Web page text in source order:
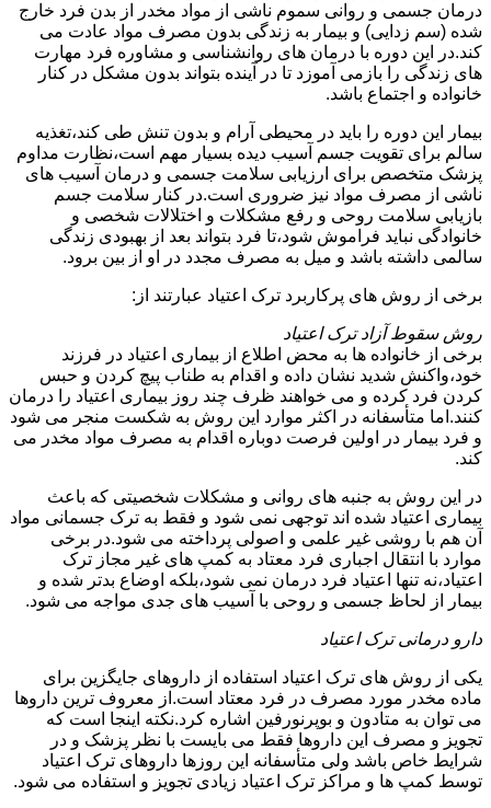
درمان جسمی و روانی سموم ناشی از مواد مخدر از بدن فرد خارج
شده (سم زدایی) و بیمار به زندگی بدون مصرف مواد عادت می
کند.در این دوره با درمان های روانشناسی و مشاوره فرد مهارت
های زندگی را بازمی آموزد تا در آینده بتواند بدون مشکل در کنار
خانواده و اجتماع باشد.
بیمار این دوره را باید در محیطی آرام و بدون تنش طی کند،تغذیه
سالم برای تقویت جسم آسیب دیده بسیار مهم است،نظارت مداوم
پزشک متخصص برای ارزیابی سلامت جسمی و درمان آسیب های
ناشی از مصرف مواد نیز ضروری است.در کنار سلامت جسم
بازیابی سلامت روحی و رفع مشکلات و اختلالات شخصی و
خانوادگی نباید فراموش شود،تا فرد بتواند بعد از بهبودی زندگی
سالمی داشته باشد و میل به مصرف مجدد در او از بین برود.
برخی از روش های پرکاربرد ترک اعتیاد عبارتند از:
روش سقوط آزاد ترک اعتیاد
برخی از خانواده ها به محض اطلاع از بیماری اعتیاد در فرزند
خود،واکنش شدید نشان داده و اقدام به طناب پیچ کردن و حبس
کردن فرد کرده و می خواهند ظرف چند روز بیماری اعتیاد را درمان
کنند.اما متأسفانه در اکثر موارد این روش به شکست منجر می شود
و فرد بیمار در اولین فرصت دوباره اقدام به مصرف مواد مخدر می
کند.
در این روش به جنبه های روانی و مشکلات شخصیتی که باعث
بیماری اعتیاد شده اند توجهی نمی شود و فقط به ترک جسمانی مواد
آن هم با روشی غیر علمی و اصولی پرداخته می شود.در برخی
موارد با انتقال اجباری فرد معتاد به کمپ های غیر مجاز ترک
اعتیاد،نه تنها اعتیاد فرد درمان نمی شود،بلکه اوضاع بدتر شده و
بیمار از لحاظ جسمی و روحی با آسیب های جدی مواجه می شود.
دارو درمانی ترک اعتیاد
یکی از روش های ترک اعتیاد استفاده از داروهای جایگزین برای
ماده مخدر مورد مصرف در فرد معتاد است.از معروف ترین داروها
می توان به متادون و بوپرنورفین اشاره کرد.نکته اینجا است که
تجویز و مصرف این داروها فقط می بایست با نظر پزشک و در
شرایط خاص باشد ولی متأسفانه این روزها داروهای ترک اعتیاد
توسط کمپ ها و مراکز ترک اعتیاد زیادی تجویز و استفاده می شود.